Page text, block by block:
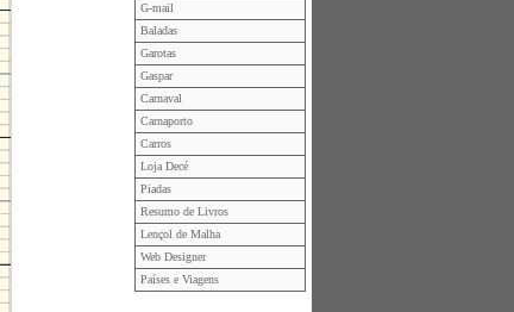
G-mail
Baladas
Garotas
Gaspar
Carnaval
Carnaporto
Carros
Loja Decé
Piadas
Resumo de Livros
Lençol de Malha
Web Designer
Países e Viagens